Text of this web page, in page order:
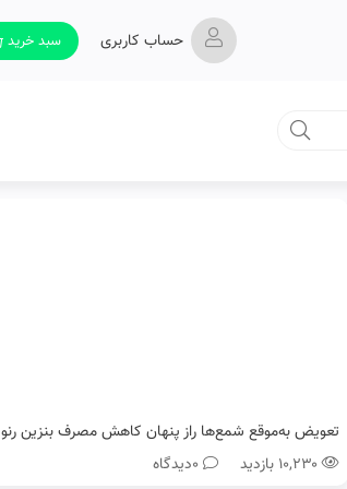
حساب کاربری سبد خرید
تعویض به‌موقع شمع‌ها راز پنهان کاهش مصرف بنزین رنو
۱۰,۲۳۰ بازدید
0دیدگاه